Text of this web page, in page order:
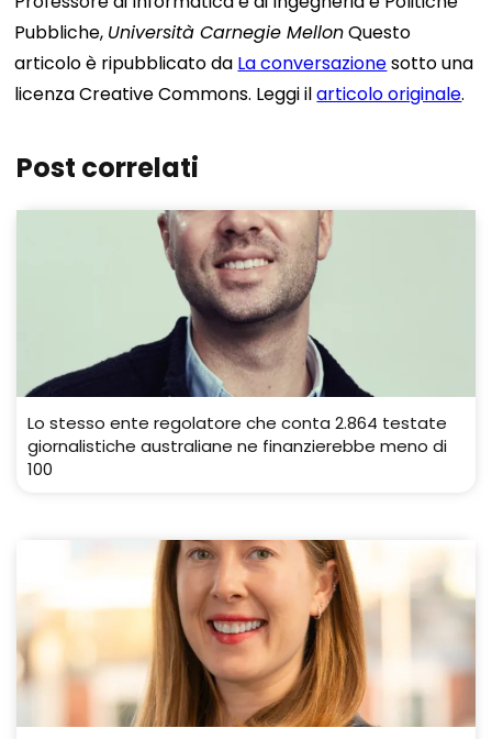
Pubbliche, Università Carnegie MellonQuesto
articolo è ripubblicato da La conversazionesotto una
licenza Creative Commons. Leggi ilarticolo originale.
Post correlati
Lo stesso ente regolatore che conta 2.864 testate
giornalistiche australiane ne finanzierebbe meno di
100